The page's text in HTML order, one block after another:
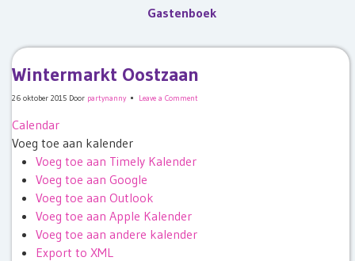
Gastenboek
Wintermarkt Oostzaan
26 oktober 2015 Door partynanny Leave a Comment
Calendar
Voeg toe aan kalender
Voeg toe aan Timely Kalender
Voeg toe aan Google
Voeg toe aan Outlook
Voeg toe aan Apple Kalender
Voeg toe aan andere kalender
Export to XML